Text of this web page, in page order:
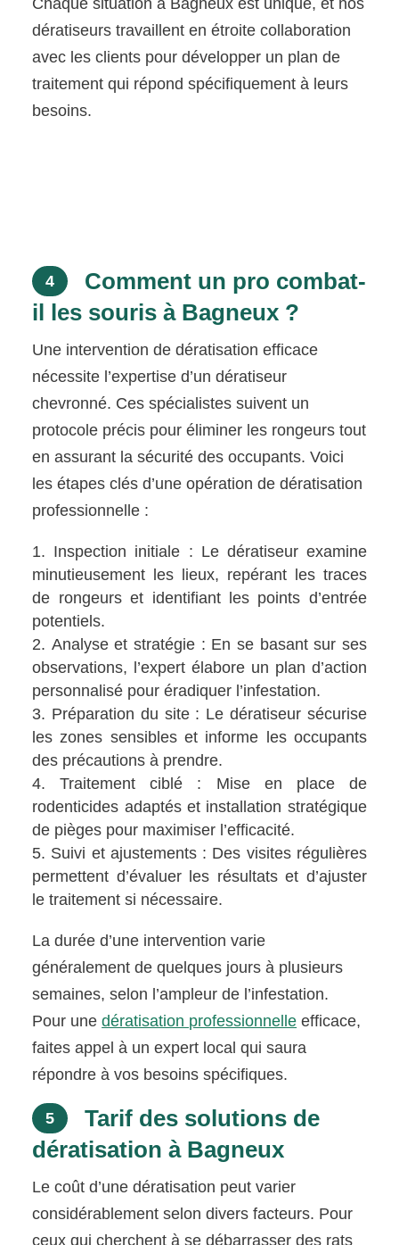
dératiseurs travaillent en étroite collaboration
avec les clients pour développer un plan de
traitement qui répond spécifiquement à leurs
besoins.
4
Comment un pro combat-
il les souris à Bagneux ?
Une intervention de dératisation efficace
nécessite l’expertise d’un dératiseur
chevronné. Ces spécialistes suivent un
protocole précis pour éliminer les rongeurs tout
en assurant la sécurité des occupants. Voici
les étapes clés d’une opération de dératisation
professionnelle :
Inspection initiale : Le dératiseur examine
minutieusement les lieux, repérant les traces
de rongeurs et identifiant les points d’entrée
potentiels.
Analyse et stratégie : En se basant sur ses
observations, l’expert élabore un plan d’action
personnalisé pour éradiquer l’infestation.
Préparation du site : Le dératiseur sécurise
les zones sensibles et informe les occupants
des précautions à prendre.
Traitement ciblé : Mise en place de
rodenticides adaptés et installation stratégique
de pièges pour maximiser l’efficacité.
Suivi et ajustements : Des visites régulières
permettent d’évaluer les résultats et d’ajuster
le traitement si nécessaire.
La durée d’une intervention varie
généralement de quelques jours à plusieurs
semaines, selon l’ampleur de l’infestation.
Pour unedératisation professionnelle efficace,
faites appel à un expert local qui saura
répondre à vos besoins spécifiques.
5
Tarif des solutions de
dératisation à Bagneux
Le coût d’une dératisation peut varier
considérablement selon divers facteurs. Pour
ceux qui cherchent à se débarrasser des rats